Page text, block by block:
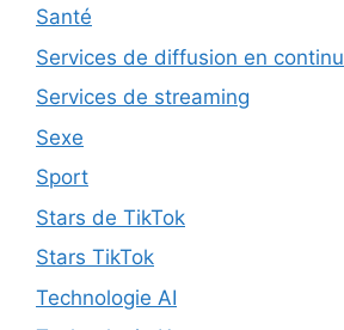
Santé
Services de diffusion en continu
Services de streaming
Sexe
Sport
Stars de TikTok
Stars TikTok
Technologie AI